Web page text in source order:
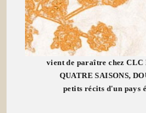
vient de paraître chez
QUATRE SAISONS,
petits récits d'un pays